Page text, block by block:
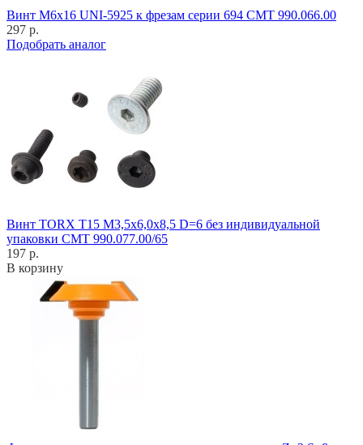
Винт M6x16 UNI-5925 к фрезам серии 694 CMT 990.066.00
297 р.
Подобрать аналог
Винт TORX T15 M3,5x6,0x8,5 D=6 без индивидуальной
упаковки CMT 990.077.00/65
197 р.
В корзину